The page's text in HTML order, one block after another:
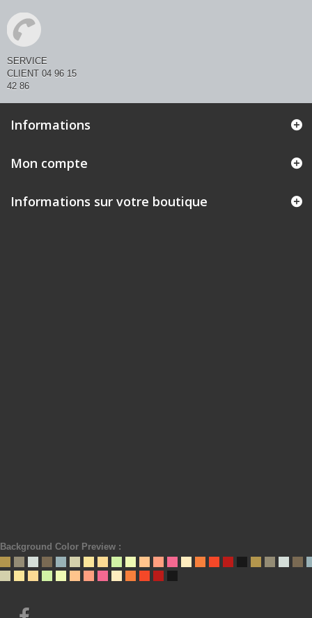
SERVICE
CLIENT 04 96 15
42 86
Informations
Mon compte
Informations sur votre boutique
Background Color Preview :